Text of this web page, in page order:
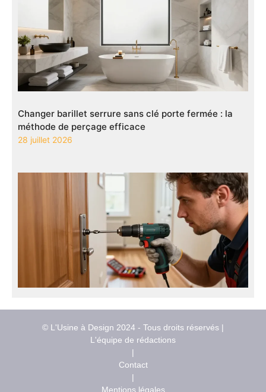
Changer barillet serrure sans clé porte fermée : la
méthode de perçage efficace
28 juillet 2026
© L'Usine à Design 2024 - Tous droits réservés |
L'équipe de rédactions
|
Contact
|
Mentions légales